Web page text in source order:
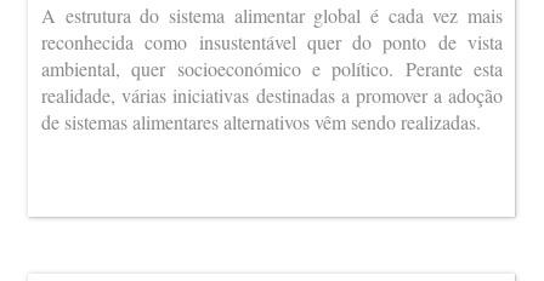
A estrutura do sistema alimentar global é cada vez mais
reconhecida como insustentável quer do ponto de vista
ambiental, quer socioeconómico e político. Perante esta
realidade, várias iniciativas destinadas a promover a adoção
de sistemas alimentares alternativos vêm sendo realizadas.